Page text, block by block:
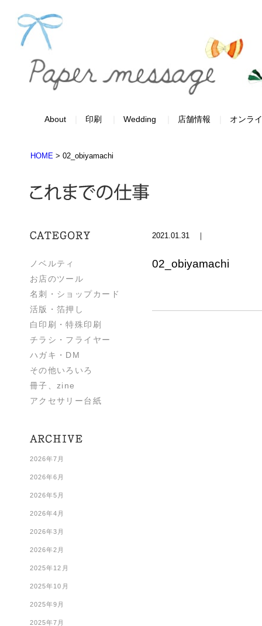
About 印刷 Wedding 店舗情報 オンラ
HOME > 02_obiyamachi
ノベルティ
お店のツール
名刺・ショップカード
活版・箔押し
白印刷・特殊印刷
チラシ・フライヤー
ハガキ・DM
その他いろいろ
冊子、zine
アクセサリー台紙
2026年7月
2026年6月
2026年5月
2026年4月
2026年3月
2026年2月
2025年12月
2025年10月
2025年9月
2025年7月
2021.01.31 ｜
02_obiyamachi